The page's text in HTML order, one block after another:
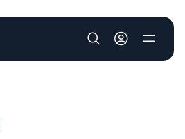
User account